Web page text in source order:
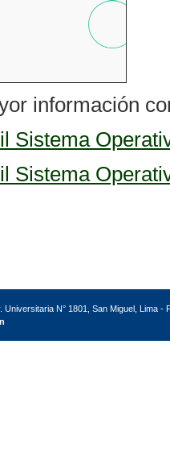
información
Sistema
Sistema
N° 1801, San Miguel, Lima -